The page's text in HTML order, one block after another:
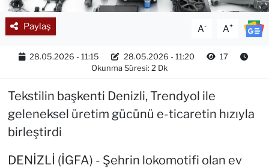
Paylaş A- A+
28.05.2026 - 11:15 28.05.2026 - 11:20
17
Okunma Süresi: 2 Dk
Tekstilin başkenti Denizli, Trendyol ile
geleneksel üretim gücünü e-ticaretin hızıyla
birleştirdi
DENİZLİ (İGFA) - Şehrin lokomotifi olan ev